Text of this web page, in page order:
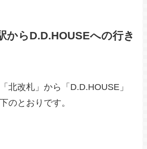
からD.D.HOUSEへの行き
北改札」から「D.D.HOUSE」
のとおりです。